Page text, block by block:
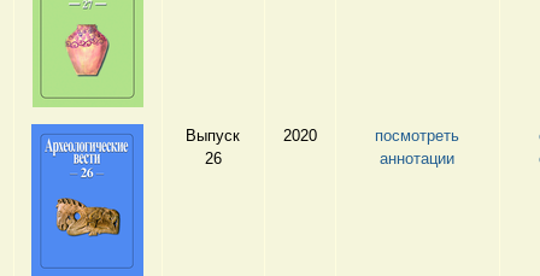
Выпуск
26
2020
посмотреть
аннотации